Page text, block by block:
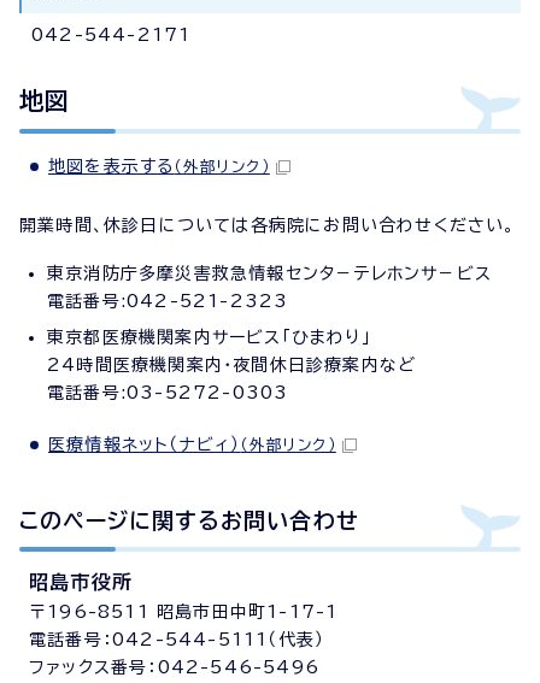
042-544-2171
地図
地図を表示する （外部リンク）
開業時間、休診日については各病院にお問い合わせください。
東京消防庁多摩災害救急情報センタ－テレホンサ－ビス
電話番号:042-521-2323
東京都医療機関案内サービス「ひまわり」
24時間医療機関案内・夜間休日診療案内など
電話番号:03-5272-0303
医療情報ネット（ナビィ） （外部リンク）
このページに関する お問い合わせ
昭島市役所
〒196-8511 昭島市田中町1-17-1
電話番号：042-544-5111（代表）
ファックス番号：042-546-5496